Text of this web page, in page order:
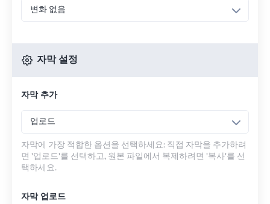
변화 없음
자막 설정
자막 추가
업로드
자막에 가장 적합한 옵션을 선택하세요: 직접 자막을 추가하려
면 '업로드'를 선택하고, 원본 파일에서 복제하려면 '복사'를 선
택하세요.
자막 업로드